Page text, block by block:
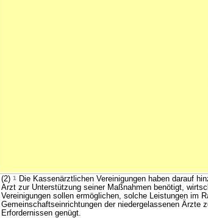
(2) 1
Die Kassenärztlichen Vereinigungen haben darauf
Arzt zur Unterstützung seiner Maßnahmen benötigt,
Vereinigungen sollen ermöglichen, solche Leistungen im
Gemeinschaftseinrichtungen der niedergelassenen Ärzte
Erfordernissen genügt.